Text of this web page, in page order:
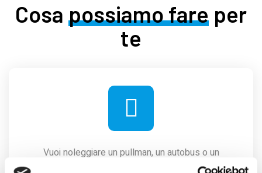
Cosa possiamo fare per
te
Vuoi noleggiare un pullman, un autobus o un